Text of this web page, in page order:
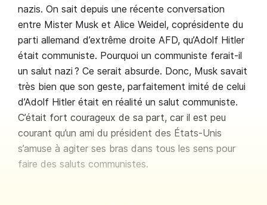
nazis. On sait depuis une récente conversation
entre Mister Musk et Alice Weidel, coprésidente du
parti allemand d’extrême droite AFD, qu’Adolf Hitler
était communiste. Pourquoi un communiste ferait-il
un salut nazi ? Ce serait absurde. Donc, Musk savait
très bien que son geste, parfaitement imité de celui
d’Adolf Hitler était en réalité un salut communiste.
C’était fort courageux de sa part, car il est peu
courant qu’un ami du président des États-Unis
s’amuse à agiter ses bras dans tous les sens pour
faire des saluts communistes.